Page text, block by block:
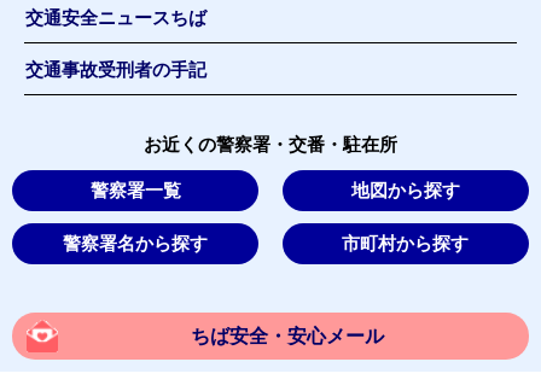
交通安全ニュースちば
交通事故受刑者の手記
お近くの警察署・交番・駐在所
警察署一覧 地図から探す
警察署名から探す 市町村から探す
ちば安全・安心メール